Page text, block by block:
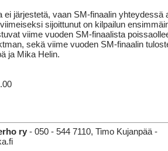
ei järjestetä, vaan SM-finaalin yhteydessä
sijoittunut on kilpailun
viime vuoden SM-finaalista
sekä viime vuoden SM-finaalin
ja Mika Helin.
ry - 050 - 544 7110, Timo Kujanpää -